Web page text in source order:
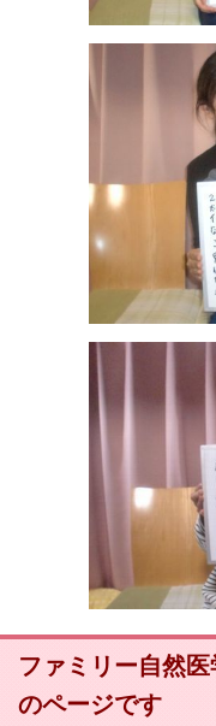
ファミリー自然
のページです